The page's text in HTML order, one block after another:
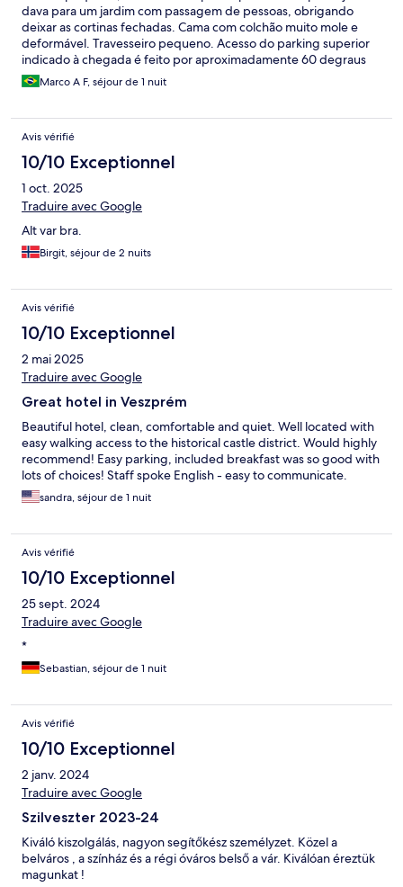
dava para um jardim com passagem de pessoas, obrigando
deixar as cortinas fechadas. Cama com colchão muito mole e
deformável. Travesseiro pequeno. Acesso do parking superior
indicado à chegada é feito por aproximadamente 60 degraus
externos em espiral aberta, o que em dia de chuva como
ocorreu e ainda mais carregando malas, torna-se muito
funcionários preferiu assistir nossa descida na chuva e ninguém
se prontificou a ajudar ou nos orientou previamente. Elogios só à
única funcionária do café da manhã, que durante o tempo todo
organizou e repôs os ítens disponíveis, cordialmente. O pior é
que o centro histórico da cidade está há meses em reforma e
não pode ser acessado para visitas até 17 hs. Depois disso pode-
informação não nos foi informada nem pelo hotel, nem pelo
centro de informações turísticas, ou seja descobrimos quando
ser impossível a passagem.
Marco A F, séjour de 1 nuit
Avis vérifié
10/10 Exceptionnel
1 oct. 2025
Traduire avec Google
Alt var bra.
Birgit, séjour de 2 nuits
Avis vérifié
10/10 Exceptionnel
2 mai 2025
Traduire avec Google
Great hotel in Veszprém
Beautiful hotel, clean, comfortable and quiet. Well located with
easy walking access to the historical castle district. Would highly
recommend! Easy parking, included breakfast was so good with
lots of choices! Staff spoke English - easy to communicate.
sandra, séjour de 1 nuit
Avis vérifié
10/10 Exceptionnel
25 sept. 2024
Traduire avec Google
*
Sebastian, séjour de 1 nuit
Avis vérifié
10/10 Exceptionnel
2 janv. 2024
Traduire avec Google
Szilveszter 2023-24
Kiváló kiszolgálás, nagyon segítőkész személyzet. Közel a
belváros , a színház és a régi óváros belső a vár. Kiválóan éreztük
magunkat !